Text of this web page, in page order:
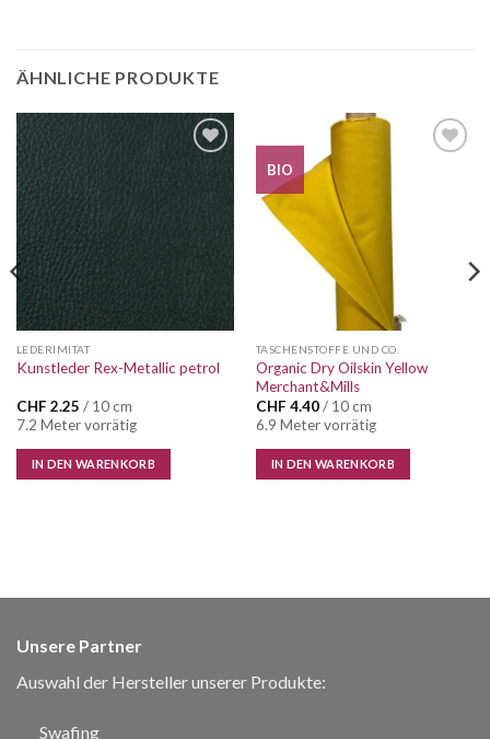
ÄHNLICHE PRODUKTE
LEDERIMITAT
Kunstleder Rex-Metallic petrol
CHF 2.25 / 10 cm
7.2 Meter vorrätig
IN DEN WARENKORB
BIO
TASCHENSTOFFE UND CO.
Organic Dry Oilskin Yellow
Merchant&Mills
CHF 4.40/ 10 cm
6.9 Meter vorrätig
IN DEN WARENKORB
Unsere Partner
Auswahl der Hersteller unserer Produkte:
Swafing